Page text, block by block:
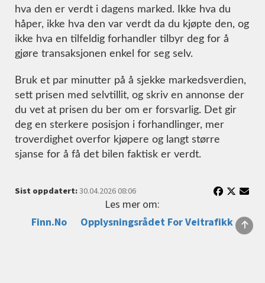
hva den er verdt i dagens marked. Ikke hva du
håper, ikke hva den var verdt da du kjøpte den, og
ikke hva en tilfeldig forhandler tilbyr deg for å
gjøre transaksjonen enkel for seg selv.
Bruk et par minutter på å sjekke markedsverdien,
sett prisen med selvtillit, og skriv en annonse der
du vet at prisen du ber om er forsvarlig. Det gir
deg en sterkere posisjon i forhandlinger, mer
troverdighet overfor kjøpere og langt større
sjanse for å få det bilen faktisk er verdt.
Sist oppdatert:30.04.2026 08:06
Les mer om:
Finn.no
Opplysningsrådet For Veitrafikk